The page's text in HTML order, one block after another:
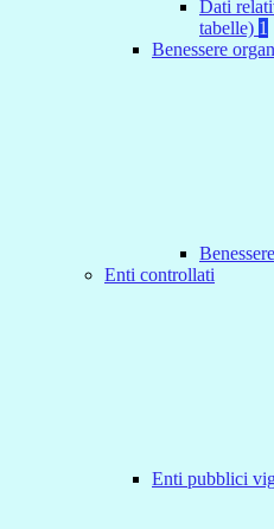
Dati
tabelle) 1
Benessere
Enti controllati
Enti pubblici